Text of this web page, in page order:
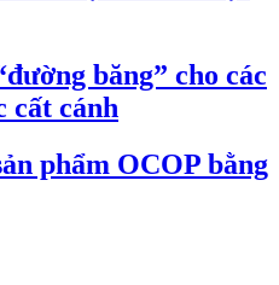
băng” cho các
cất cánh
phẩm OCOP bằng